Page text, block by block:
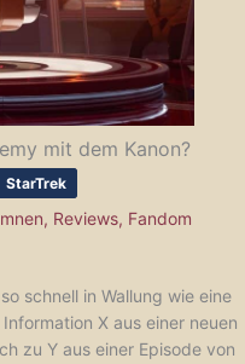
mit dem Kanon?
StarTrek
Reviews, Fandom
schnell in Wallung wie eine
X aus einer neuen
zu Y aus einer Episode von